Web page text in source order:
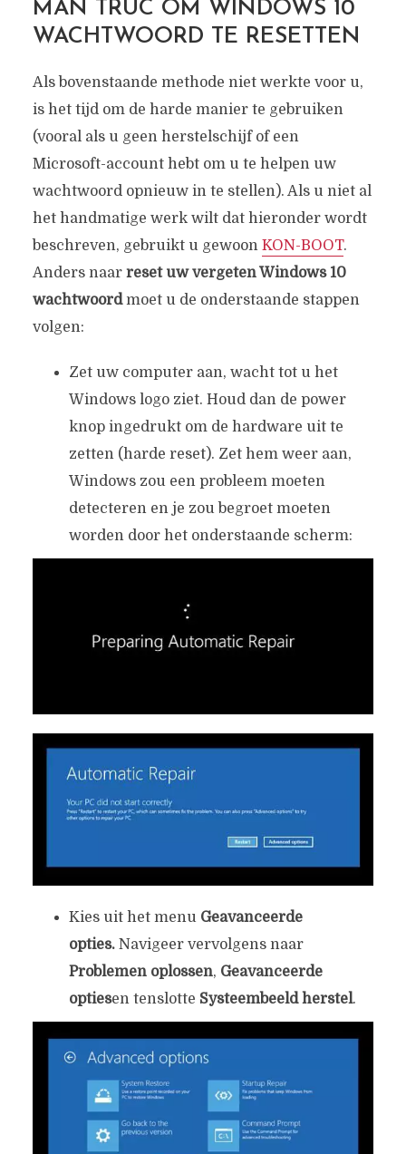
MAN TRUC OM WINDOWS 10
WACHTWOORD TE RESETTEN
Als bovenstaande methode niet werkte voor u,
is het tijd om de harde manier te gebruiken
(vooral als u geen herstelschijf of een
Microsoft-account hebt om u te helpen uw
wachtwoord opnieuw in te stellen). Als u niet al
het handmatige werk wilt dat hieronder wordt
beschreven, gebruikt u gewoon KON-BOOT.
Anders naar reset uw vergeten Windows 10
wachtwoordmoet u de onderstaande stappen
volgen:
Zet uw computer aan, wacht tot u het
Windows logo ziet. Houd dan de power
knop ingedrukt om de hardware uit te
zetten (harde reset). Zet hem weer aan,
Windows zou een probleem moeten
detecteren en je zou begroet moeten
worden door het onderstaande scherm:
Kies uit het menu Geavanceerde
opties.Navigeer vervolgens naar
Problemen oplossen, Geavanceerde
optiesen tenslotte Systeembeeld herstel.